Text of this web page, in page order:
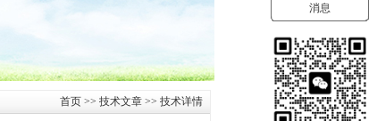
首页>> 技术文章>> 技术详情